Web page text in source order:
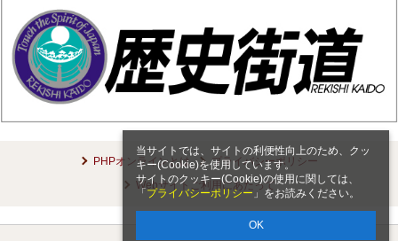
当サイトでは、サイトの利便性向上のため、クッ
キー(Cookie)を使用しています。
サイトのクッキー(Cookie)の使用に関しては、
「 プライバシーポリシー 」をお読みください。
OK
PHPオンラインとは
プライバシーポリシー
Webサイトご利用にあたって